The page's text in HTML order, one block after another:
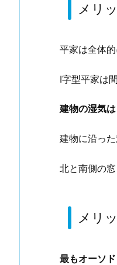
メリ
平家は全体
I字型平家は
建物の湿気
建物に沿っ
北と南側の
メリ
最もオーソ